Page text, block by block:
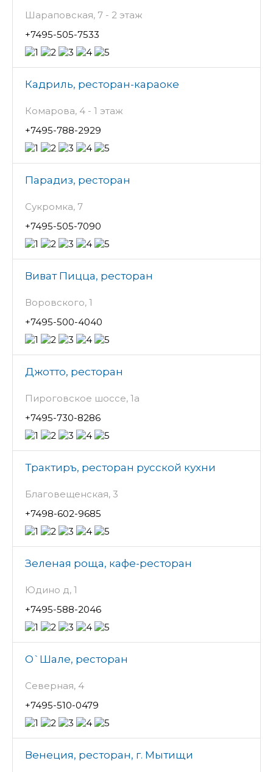
Шараповская, 7 - 2 этаж
+7495-505-7533
Кадриль, ресторан-караоке
Комарова, 4 - 1 этаж
+7495-788-2929
Парадиз, ресторан
Сукромка, 7
+7495-505-7090
Виват Пицца, ресторан
Воровского, 1
+7495-500-4040
Джотто, ресторан
Пироговское шоссе, 1а
+7495-730-8286
Трактиръ, ресторан русской кухни
Благовещенская, 3
+7498-602-9685
Зеленая роща, кафе-ресторан
Юдино д, 1
+7495-588-2046
О`Шале, ресторан
Северная, 4
+7495-510-0479
Венеция, ресторан, г. Мытищи